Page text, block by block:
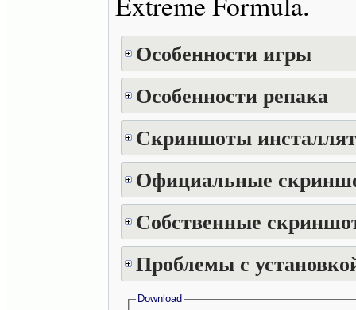
Особенности игры
Особенности репака
Скриншоты
Официальные
Собственные
Проблемы с
Download